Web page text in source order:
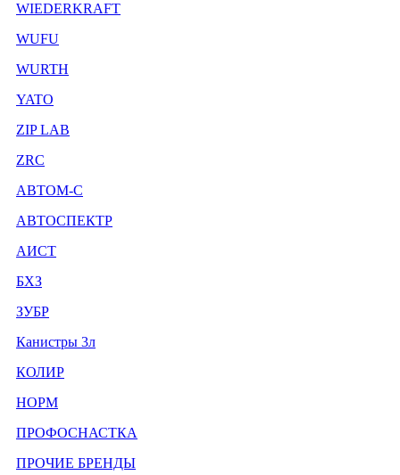
WIEDERKRAFT
WUFU
WURTH
YATO
ZIP LAB
ZRC
АВТОМ-С
АВТОСПЕКТР
АИСТ
БХЗ
ЗУБР
Канистры 3л
КОЛИР
НОРМ
ПРОФОСНАСТКА
ПРОЧИЕ БРЕНДЫ